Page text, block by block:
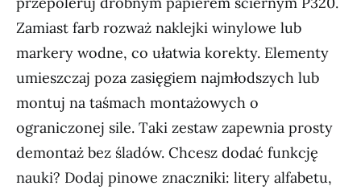
Zamiast farb rozważ naklejki winylowe lub
markery wodne, co ułatwia korekty. Elementy
umieszczaj poza zasięgiem najmłodszych lub
montuj na taśmach montażowych o
ograniczonej sile. Taki zestaw zapewnia prosty
demontaż bez śladów. Chcesz dodać funkcję
nauki? Dodaj pinowe znaczniki: litery alfabetu,